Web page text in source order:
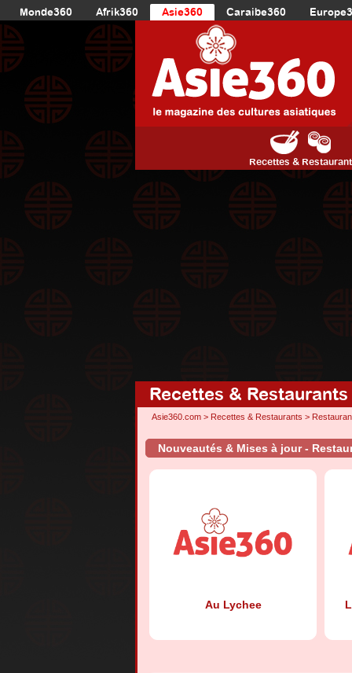
Monde360 Afrik360 Asie360 Caraibe360
Recettes &
Recettes & Restaurants
Asie360.com > Recettes & Restaurants >
Nouveautés & Mises à jour -
Au Lychee